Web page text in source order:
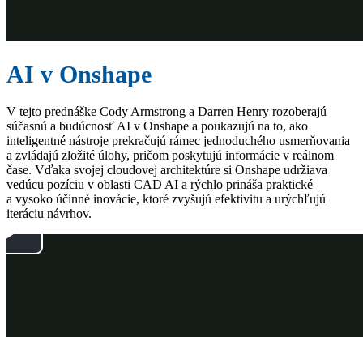
AI v Onshape
V tejto prednáške Cody Armstrong a Darren Henry rozoberajú
súčasnú a budúcnosť AI v Onshape a poukazujú na to, ako
inteligentné nástroje prekračujú rámec jednoduchého usmerňovania
a zvládajú zložité úlohy, pričom poskytujú informácie v reálnom
čase. Vďaka svojej cloudovej architektúre si Onshape udržiava
vedúcu pozíciu v oblasti CAD AI a rýchlo prináša praktické
a vysoko účinné inovácie, ktoré zvyšujú efektivitu a urýchľujú
iteráciu návrhov.